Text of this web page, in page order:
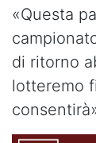
«Questa
di ritorno
lotteremo